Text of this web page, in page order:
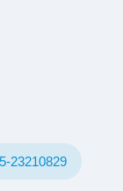
23210829